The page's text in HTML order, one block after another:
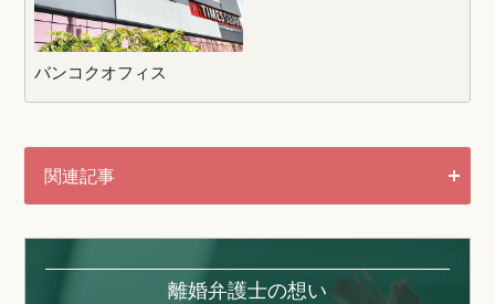
バンコクオフィス
関連記事
離婚弁護士の想い